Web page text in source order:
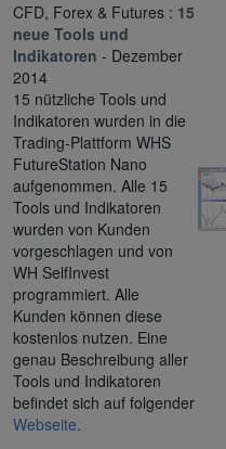
CFD, Forex & Futures : 15
neue Tools und
Indikatoren - Dezember
2014
15 nützliche Tools und
Indikatoren wurden in die
Trading-Plattform WHS
FutureStation Nano
aufgenommen. Alle 15
Tools und Indikatoren
wurden von Kunden
vorgeschlagen und von
WH SelfInvest
programmiert. Alle
Kunden können diese
kostenlos nutzen. Eine
genau Beschreibung aller
Tools und Indikatoren
befindet sich auf folgender
Webseite.